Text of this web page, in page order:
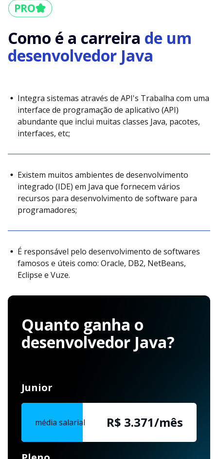
Como é a carreira de um
desenvolvedor Java
Integra sistemas através de API's Trabalha com uma
interface de programação de aplicativo (API)
abundante que inclui muitas classes Java, pacotes,
interfaces, etc;
Existem muitos ambientes de desenvolvimento
integrado (IDE) em Java que fornecem vários
recursos para desenvolvimento de software para
programadores;
É responsável pelo desenvolvimento de softwares
famosos e úteis como: Oracle, DB2, NetBeans,
Eclipse e Vuze.
Quanto ganha o
desenvolvedor Java?
Junior
média salarial R$ 3.372/mês